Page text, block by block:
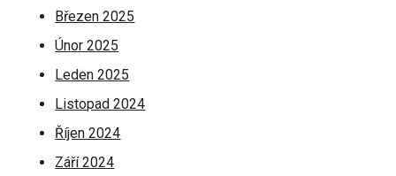
Březen 2025
Únor 2025
Leden 2025
Listopad 2024
Říjen 2024
Září 2024